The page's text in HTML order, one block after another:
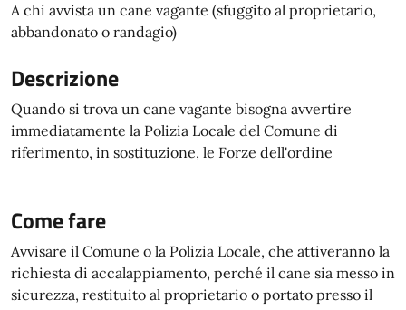
A chi avvista un cane vagante (sfuggito al proprietario,
abbandonato o randagio)
Descrizione
Quando si trova un cane vagante bisogna avvertire
immediatamente la Polizia Locale del Comune di
riferimento, in sostituzione, le Forze dell'ordine
Come fare
Avvisare il Comune o la Polizia Locale, che attiveranno la
richiesta di accalappiamento, perché il cane sia messo in
sicurezza, restituito al proprietario o portato presso il